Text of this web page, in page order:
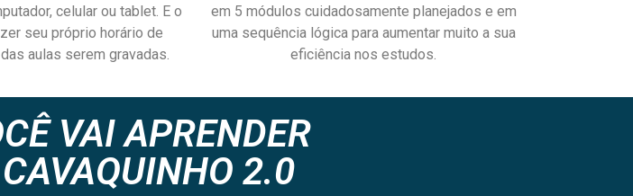
celular ou tablet. E o
seu próprio horário de
aulas serem gravadas.
em 5 módulos cuidadosamente planejados e em
uma sequência lógica para aumentar muito a sua
eficiência nos estudos.
VAI APRENDER
2.0